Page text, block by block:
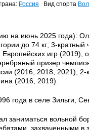
Россия Вид спорта
на июнь 2025 года):
до 74 кг; 3-
игр (2019);
призер
(2016, 2018, 2021); 2-
(2016, 2019).
года в селе Зильги,
заниматься вольной
захваченными в